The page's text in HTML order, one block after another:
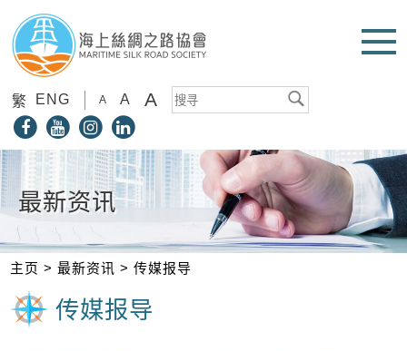
繁 ENG A A A
最新资讯
主页 >最新资讯 >传媒报导
传媒报导